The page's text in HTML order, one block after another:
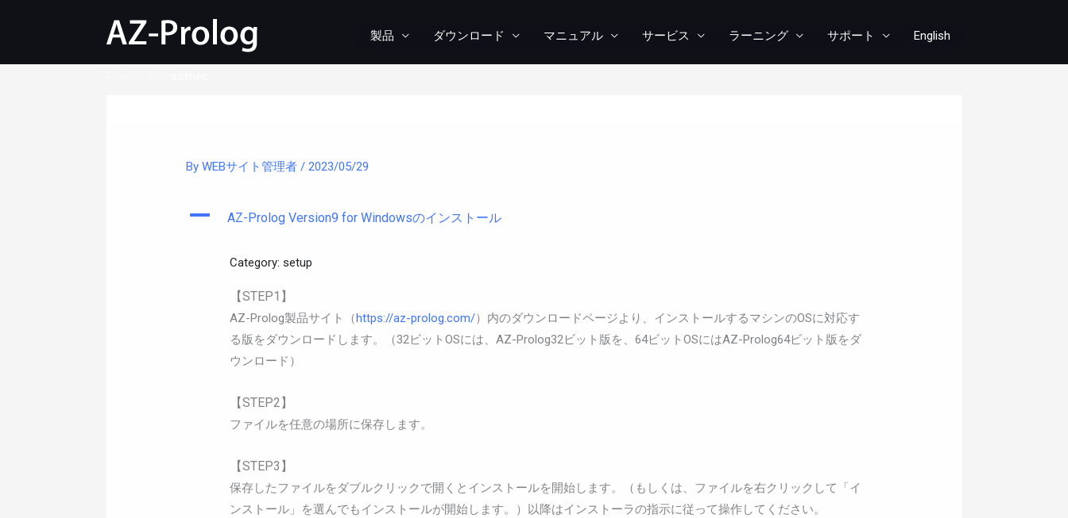
製品 ダウンロード マニュアル サービス ラーニング サポート English
By WEBサイト管理者 / 2023/05/29
A AZ-Prolog Version9 for Windowsのインストール
Category: setup
【STEP1】
AZ-Prolog製品サイト（https://az-prolog.com/）内のダウンロードページより、インストールするマシンのOSに対応す
る版をダウンロードします。（32ビットOSには、AZ-Prolog32ビット版を、64ビットOSにはAZ-Prolog64ビット版をダ
ウンロード）
【STEP2】
ファイルを任意の場所に保存します。
【STEP3】
保存したファイルをダブルクリックで開くとインストールを開始します。（もしくは、ファイルを右クリックして「イ
ンストール」を選んでもインストールが開始します。）以降はインストーラの指示に従って操作してください。